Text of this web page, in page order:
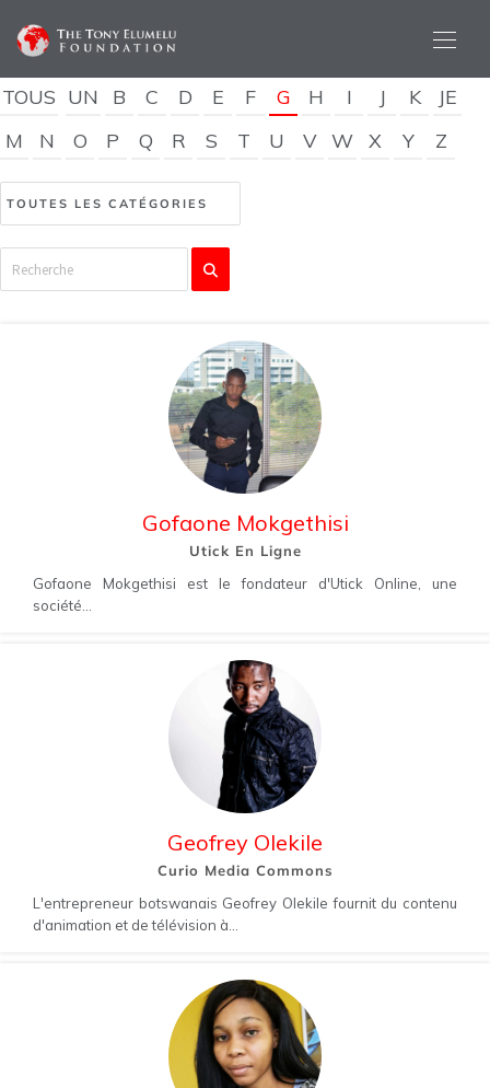
TOUS UN B C D E F G H I J K
JE
M
N O P Q R S T U V W X Y Z
Gofaone Mokgethisi
Utick En Ligne
Gofaone Mokgethisi est le fondateur d'Utick Online, une
société...
Geofrey Olekile
Curio Media Commons
L'entrepreneur botswanais Geofrey Olekile fournit du contenu
d'animation et de télévision à...